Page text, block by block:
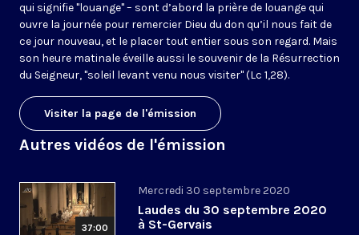
qui signifie "louange" – sont d’abord la prière de louange qui
ouvre la journée pour remercier Dieu du don qu’il nous fait de
ce jour nouveau, et le placer tout entier sous son regard. Mais
son heure matinale éveille aussi le souvenir de la Résurrection
du Seigneur, "soleil levant venu nous visiter" (Lc 1,28).
Visiter la page de l'émission
Autres vidéos de l'émission
37:00
Mercredi 30 septembre 2020
Laudes du 30 septembre 2020
à St-Gervais